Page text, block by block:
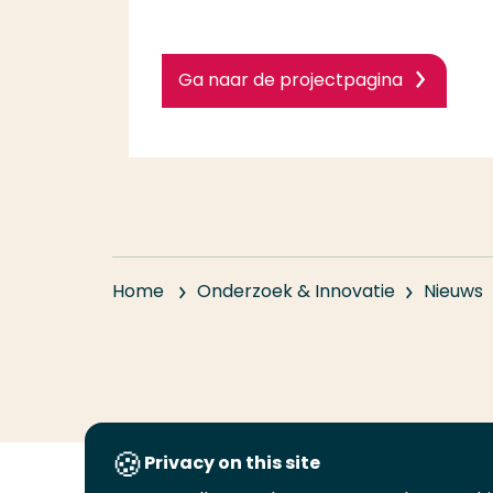
Ga naar de projectpagina
Home Onderzoek & Innovatie Nieuws
Privacy on this site